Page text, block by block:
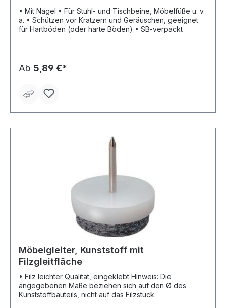
• Mit Nagel • Für Stuhl- und Tischbeine, Möbelfüße u. v.
a. • Schützen vor Kratzern und Geräuschen, geeignet
für Hartböden (oder harte Böden) • SB-verpackt
Ab 5,89 €*
Möbelgleiter, Kunststoff mit
Filzgleitfläche
• Filz leichter Qualität, eingeklebt Hinweis: Die
angegebenen Maße beziehen sich auf den Ø des
Kunststoffbauteils, nicht auf das Filzstück.